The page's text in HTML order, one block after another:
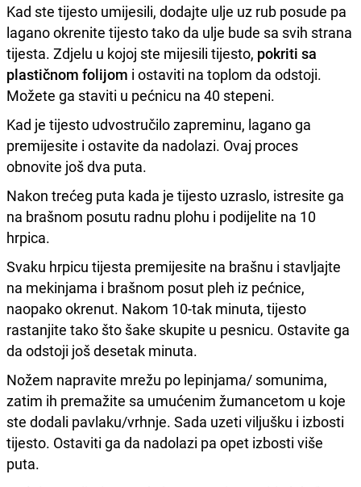
Kad ste tijesto umijesili, dodajte ulje uz rub posude pa
lagano okrenite tijesto tako da ulje bude sa svih strana
tijesta. Zdjelu u kojoj ste mijesili tijesto, pokriti sa
plastičnom folijom i ostaviti na toplom da odstoji.
Možete ga staviti u pećnicu na 40 stepeni.
Kad je tijesto udvostručilo zapreminu, lagano ga
premijesite i ostavite da nadolazi. Ovaj proces
obnovite još dva puta.
Nakon trećeg puta kada je tijesto uzraslo, istresite ga
na brašnom posutu radnu plohu i podijelite na 10
hrpica.
Svaku hrpicu tijesta premijesite na brašnu i stavljajte
na mekinjama i brašnom posut pleh iz pećnice,
naopako okrenut. Nakom 10-tak minuta, tijesto
rastanjite tako što šake skupite u pesnicu. Ostavite ga
da odstoji još desetak minuta.
Nožem napravite mrežu po lepinjama/ somunima,
zatim ih premažite sa umućenim žumancetom u koje
ste dodali pavlaku/vrhnje. Sada uzeti viljušku i izbosti
tijesto. Ostaviti ga da nadolazi pa opet izbosti više
puta.